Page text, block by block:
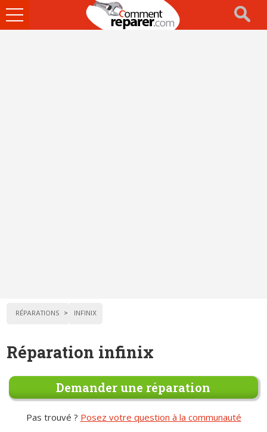
Ouvrir
le
RÉPARATIONS INFINIX
Réparation infinix
Demander une réparation
Pas trouvé ? Posez votre question à la communauté